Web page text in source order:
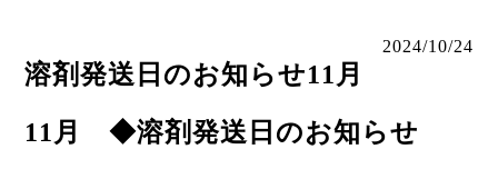
2024/10/24
溶剤発送日のお知らせ11月
11月 ◆溶剤発送日のお知らせ